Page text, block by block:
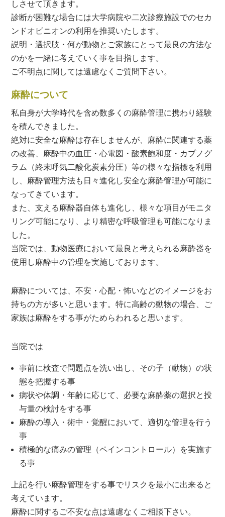
しさせて頂きます。
診断が困難な場合には大学病院や二次診療施設でのセカ
ンドオピニオンの利用を推奨いたします。
説明・選択肢・何が動物とご家族にとって最良の方法な
のかを一緒に考えていく事を目指します。
ご不明点に関しては遠慮なくご質問下さい。
麻酔について
私自身が大学時代を含め数多くの麻酔管理に携わり経験
を積んできました。
絶対に安全な麻酔は存在しませんが、麻酔に関連する薬
の改善、麻酔中の血圧・心電図・酸素飽和度・カプノグ
ラム（終末呼気二酸化炭素分圧）等の様々な指標を利用
し、麻酔管理方法も日々進化し安全な麻酔管理が可能に
なってきています。
また、支える麻酔器自体も進化し、様々な項目がモニタ
リング可能になり、より精密な呼吸管理も可能になりま
した。
当院では、動物医療において最良と考えられる麻酔器を
使用し麻酔中の管理を実施しております。
麻酔については、不安・心配・怖いなどのイメージをお
持ちの方が多いと思います。特に高齢の動物の場合、ご
家族は麻酔をする事がためらわれると思います。
当院では
事前に検査で問題点を洗い出し、その子（動物）の状
態を把握する事
病状や体調・年齢に応じて、必要な麻酔薬の選択と投
与量の検討をする事
麻酔の導入・術中・覚醒において、適切な管理を行う
事
積極的な痛みの管理（ペインコントロール）を実施す
る事
上記を行い麻酔管理をする事でリスクを最小に出来ると
考えています。
麻酔に関するご不安な点は遠慮なくご相談下さい。